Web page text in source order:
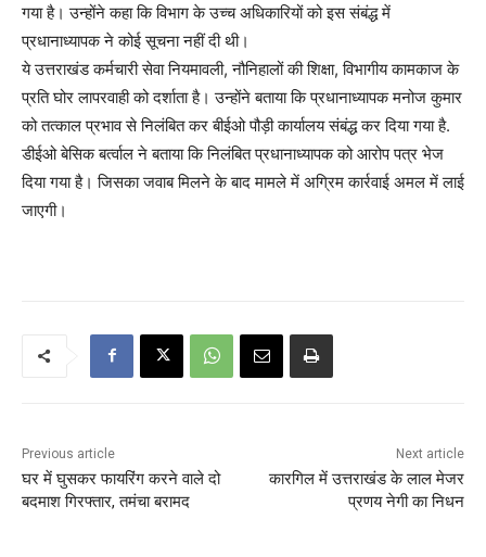
गया है। उन्होंने कहा कि विभाग के उच्च अधिकारियों को इस संबंद्ध में
प्रधानाध्यापक ने कोई सूचना नहीं दी थी।
ये उत्तराखंड कर्मचारी सेवा नियमावली, नौनिहालों की शिक्षा, विभागीय कामकाज के
प्रति घोर लापरवाही को दर्शाता है। उन्होंने बताया कि प्रधानाध्यापक मनोज कुमार
को तत्काल प्रभाव से निलंबित कर बीईओ पौड़ी कार्यालय संबंद्ध कर दिया गया है.
डीईओ बेसिक बर्त्वाल ने बताया कि निलंबित प्रधानाध्यापक को आरोप पत्र भेज
दिया गया है। जिसका जवाब मिलने के बाद मामले में अग्रिम कार्रवाई अमल में लाई
जाएगी।
Previous article
घर में घुसकर फायरिंग करने वाले दो
बदमाश गिरफ्तार, तमंचा बरामद
Next article
कारगिल में उत्तराखंड के लाल मेजर
प्रणय नेगी का निधन